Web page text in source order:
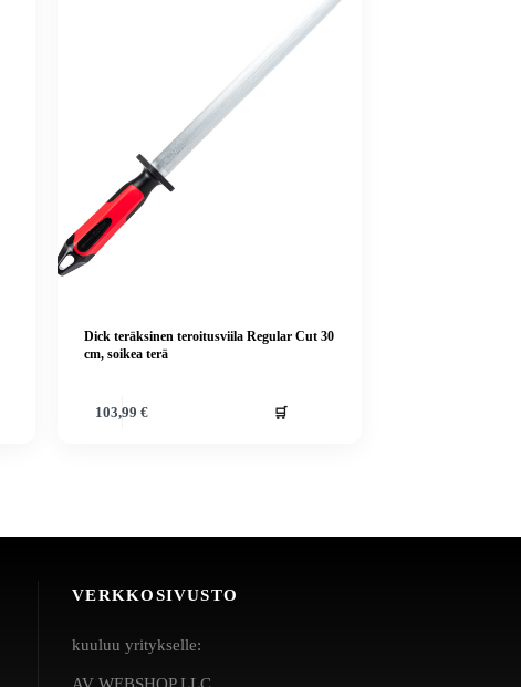
Dick teräksinen teroitusviila Regular Cut 30
cm, soikea terä
103,99€ 🛒
VERKKOSIVUSTO
kuuluu yritykselle:
AV WEBSHOP LLC